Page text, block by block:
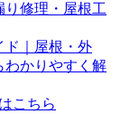
り修理・屋根工
ド｜屋根・外
わかりやすく解
こちら